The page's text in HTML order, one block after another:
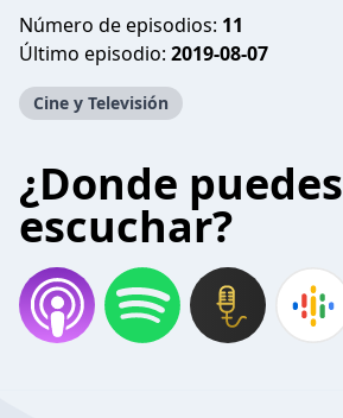
Número de episodios: 11
Último episodio: 2019-08-07
Cine y Televisión
¿Donde puedes
escuchar?